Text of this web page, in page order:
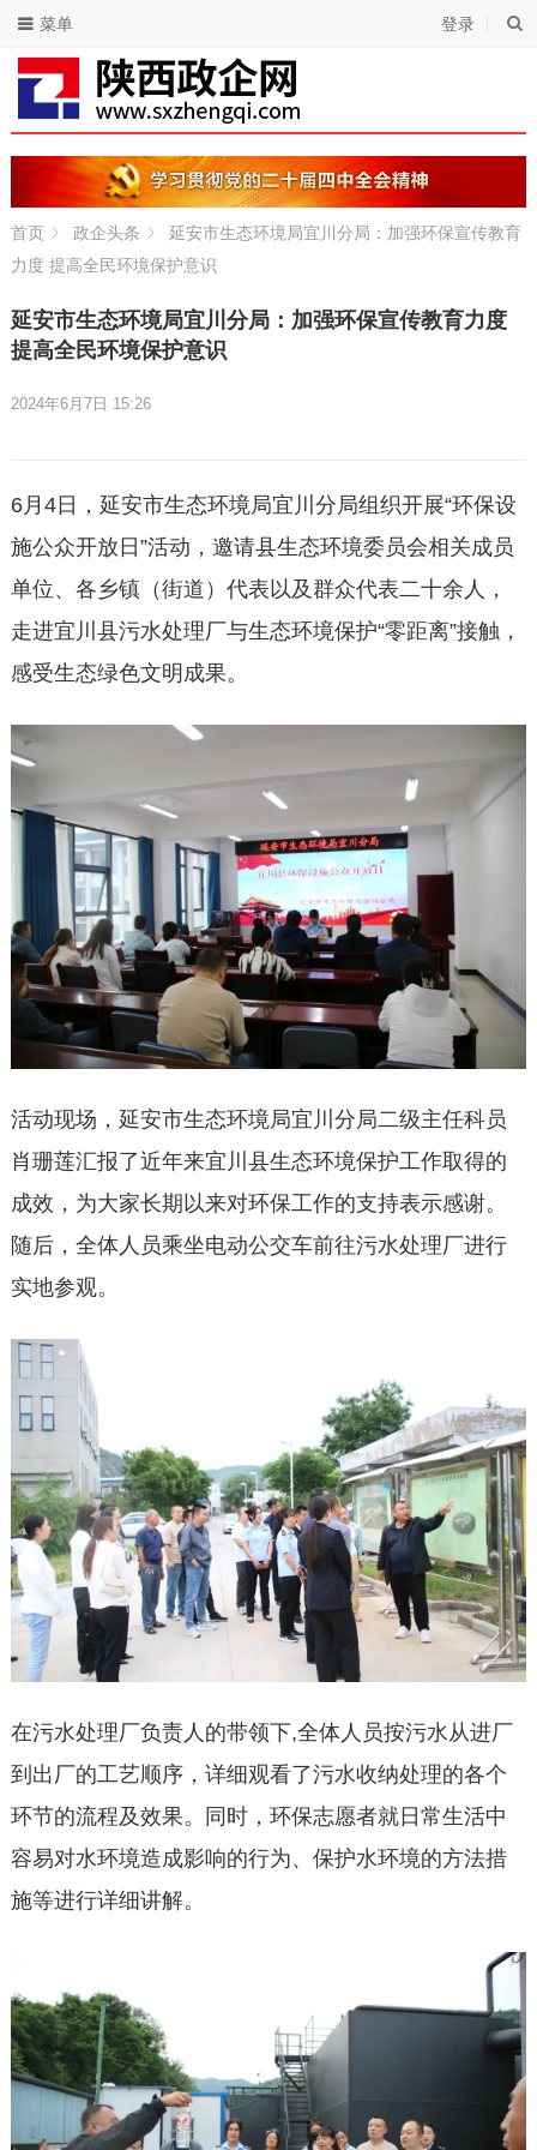
登录
菜单
首页 政企头条
延安市生态环境局宜川分局：加强环保宣传教育
力度 提高全民环境保护意识
延安市生态环境局宜川分局：加强环保宣传教育力度
提高全民环境保护意识
2024年6月7日 15:26
6月4日，延安市生态环境局宜川分局组织开展“环保设
施公众开放日”活动，邀请县生态环境委员会相关成员
单位、各乡镇（街道）代表以及群众代表二十余人，
走进宜川县污水处理厂与生态环境保护“零距离”接触，
感受生态绿色文明成果。
活动现场，延安市生态环境局宜川分局二级主任科员
肖珊莲汇报了近年来宜川县生态环境保护工作取得的
成效，为大家长期以来对环保工作的支持表示感谢。
随后，全体人员乘坐电动公交车前往污水处理厂进行
实地参观。
在污水处理厂负责人的带领下,全体人员按污水从进厂
到出厂的工艺顺序，详细观看了污水收纳处理的各个
环节的流程及效果。同时，环保志愿者就日常生活中
容易对水环境造成影响的行为、保护水环境的方法措
施等进行详细讲解。